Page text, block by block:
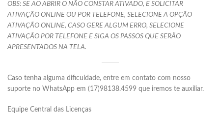
OBS: SE AO ABRIR O NÃO CONSTAR ATIVADO, E SOLICITAR
ATIVAÇÃO ONLINE OU POR TELEFONE, SELECIONE A OPÇÃO
ATIVAÇÃO ONLINE, CASO GERE ALGUM ERRO, SELECIONE
ATIVAÇÃO POR TELEFONE E SIGA OS PASSOS QUE SERÃO
APRESENTADOS NA TELA.
Caso tenha alguma dificuldade, entre em contato com nosso
suporte no WhatsApp em (17)98138.4599 que iremos te auxiliar.
Equipe Central das Licenças